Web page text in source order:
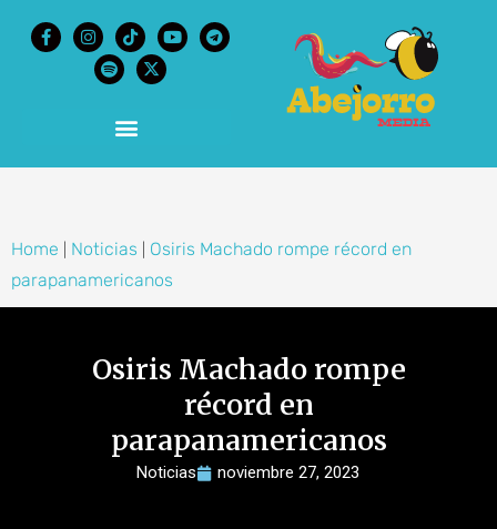
Home Noticias
Osiris Machado rompe récord en
parapanamericanos
Osiris Machado rompe
récord en
parapanamericanos
Noticias noviembre 27, 2023